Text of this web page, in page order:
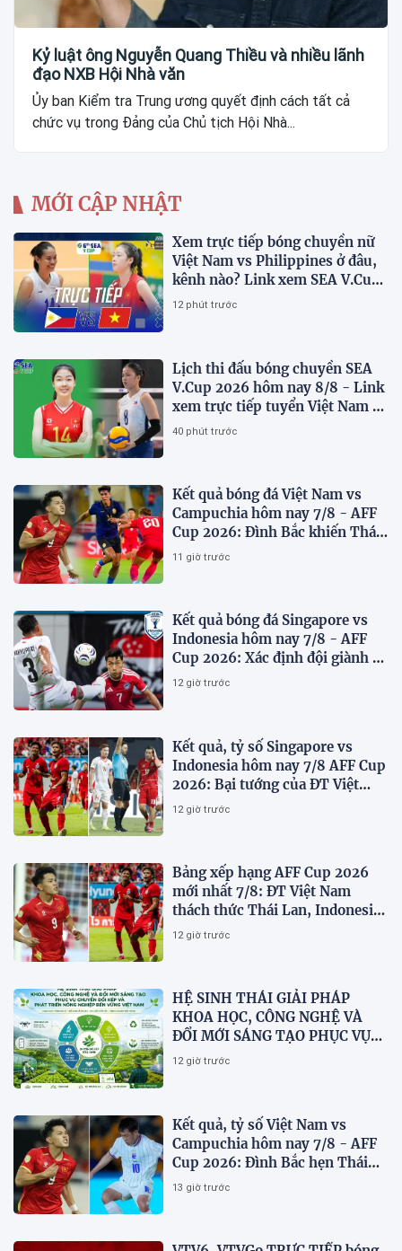
Kỷ luật ông Nguyễn Quang Thiều và nhiều lãnh
đạo NXB Hội Nhà văn
Ủy ban Kiểm tra Trung ương quyết định cách tất cả
chức vụ trong Đảng của Chủ tịch Hội Nhà...
MỚI CẬP NHẬT
Xem trực tiếp bóng chuyền nữ
Việt Nam vs Philippines ở đâu,
kênh nào? Link xem SEA V.Cup
2026 mới nhất
12 phút trước
Lịch thi đấu bóng chuyền SEA
V.Cup 2026 hôm nay 8/8 - Link
xem trực tiếp tuyển Việt Nam vs
Philippines
40 phút trước
Kết quả bóng đá Việt Nam vs
Campuchia hôm nay 7/8 - AFF
Cup 2026: Đình Bắc khiến Thái
Lan run sợ
11 giờ trước
Kết quả bóng đá Singapore vs
Indonesia hôm nay 7/8 - AFF
Cup 2026: Xác định đội giành vé
Bán kết
12 giờ trước
Kết quả, tỷ số Singapore vs
Indonesia hôm nay 7/8 AFF Cup
2026: Bại tướng của ĐT Việt
nam dừng bước sớm
12 giờ trước
Bảng xếp hạng AFF Cup 2026
mới nhất 7/8: ĐT Việt Nam
thách thức Thái Lan, Indonesia
dừng bước
12 giờ trước
HỆ SINH THÁI GIẢI PHÁP
KHOA HỌC, CÔNG NGHỆ VÀ
ĐỔI MỚI SÁNG TẠO PHỤC VỤ
CHUYỂN ĐỔI KÉP VÀ PHÁT
12 giờ trước
Kết quả, tỷ số Việt Nam vs
Campuchia hôm nay 7/8 - AFF
Cup 2026: Đình Bắc hẹn Thái
Lan ở chung kết?
13 giờ trước